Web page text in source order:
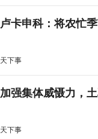
卢卡申科：将农忙
天下事
加强集体威慑力，
天下事